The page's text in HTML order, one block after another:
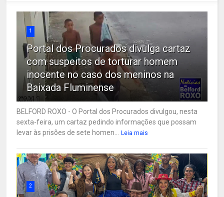
1
Portal dos Procurados divulga cartaz
com suspeitos de torturar homem
inocente no caso dos meninos na
Baixada Fluminense
BELFORD ROXO - O Portal dos Procurados divulgou, nesta
sexta-feira, um cartaz pedindo informações que possam
levar às prisões de sete homen... Leia mais
2